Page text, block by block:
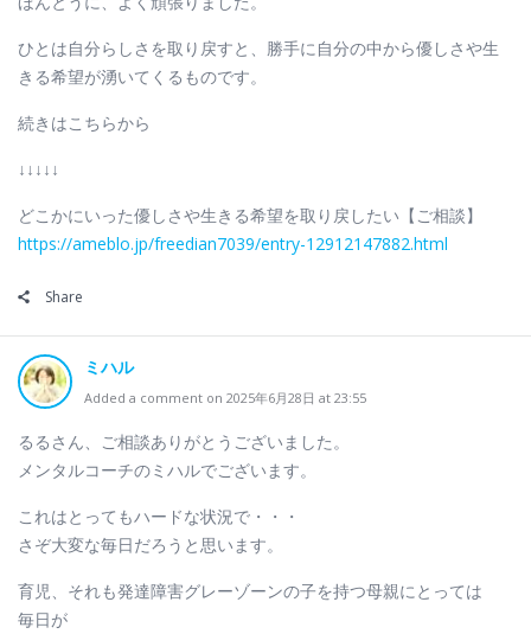
ひとは自分らしさを取り戻すと、勝手に自分の中から優しさや生
きる希望が湧いてくるものです。
続きはこちらから
↓↓↓↓↓
どこかにいった優しさや生きる希望を取り戻したい【ご相談】
https://ameblo.jp/freedian7039/entry-12912147882.html
Share
ミハル
Added a comment on 2025年6月28日 at 23:55
るるさん、ご相談ありがとうございました。
メンタルコーチのミハルでございます。
これはとってもハードな状況で・・・
さぞ大変な毎日だろうと思います。
育児、それも発達障害グレーゾーンの子を持つ母親にとっては
毎日が